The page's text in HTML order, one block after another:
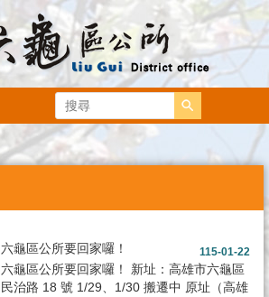
搜尋
播放中
普發現金
六龜區公所
六龜區公所要回家囉！ 115-01-22
六龜區公所要回家囉！ 新址：高雄市六龜區
民治路 18 號 1/29、1/30 搬遷中 原址（高雄